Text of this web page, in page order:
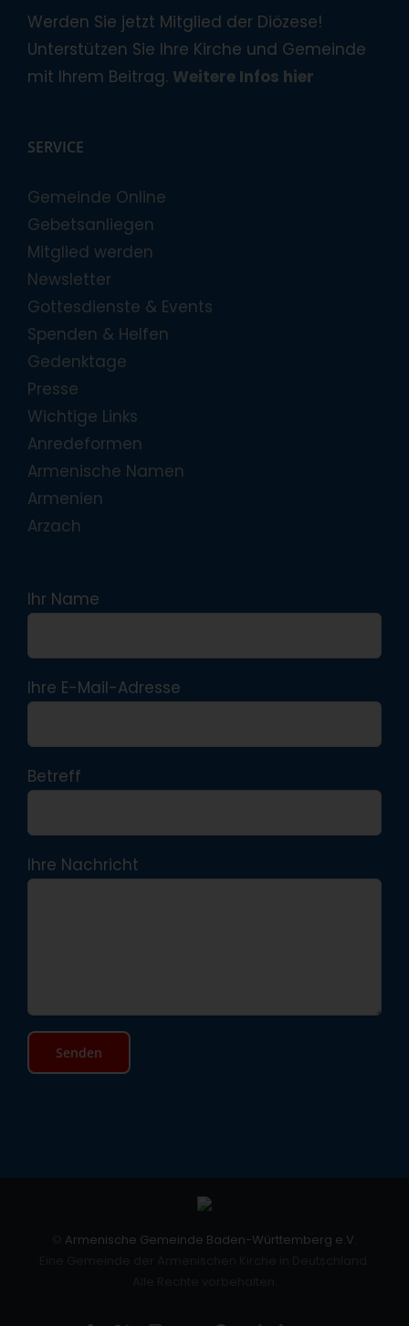
Werden Sie jetzt Mitglied der Diözese!
Unterstützen Sie Ihre Kirche und Gemeinde
mit Ihrem Beitrag. Weitere Infos hier
SERVICE
Gemeinde Online
Gebetsanliegen
Mitglied werden
Newsletter
Gottesdienste & Events
Spenden & Helfen
Gedenktage
Presse
Wichtige Links
Anredeformen
Armenische Namen
Armenien
Arzach
Ihr Name
Ihre E-Mail-Adresse
Betreff
Ihre Nachricht
Armenische Gemeinde Baden-Württemberg e.V.